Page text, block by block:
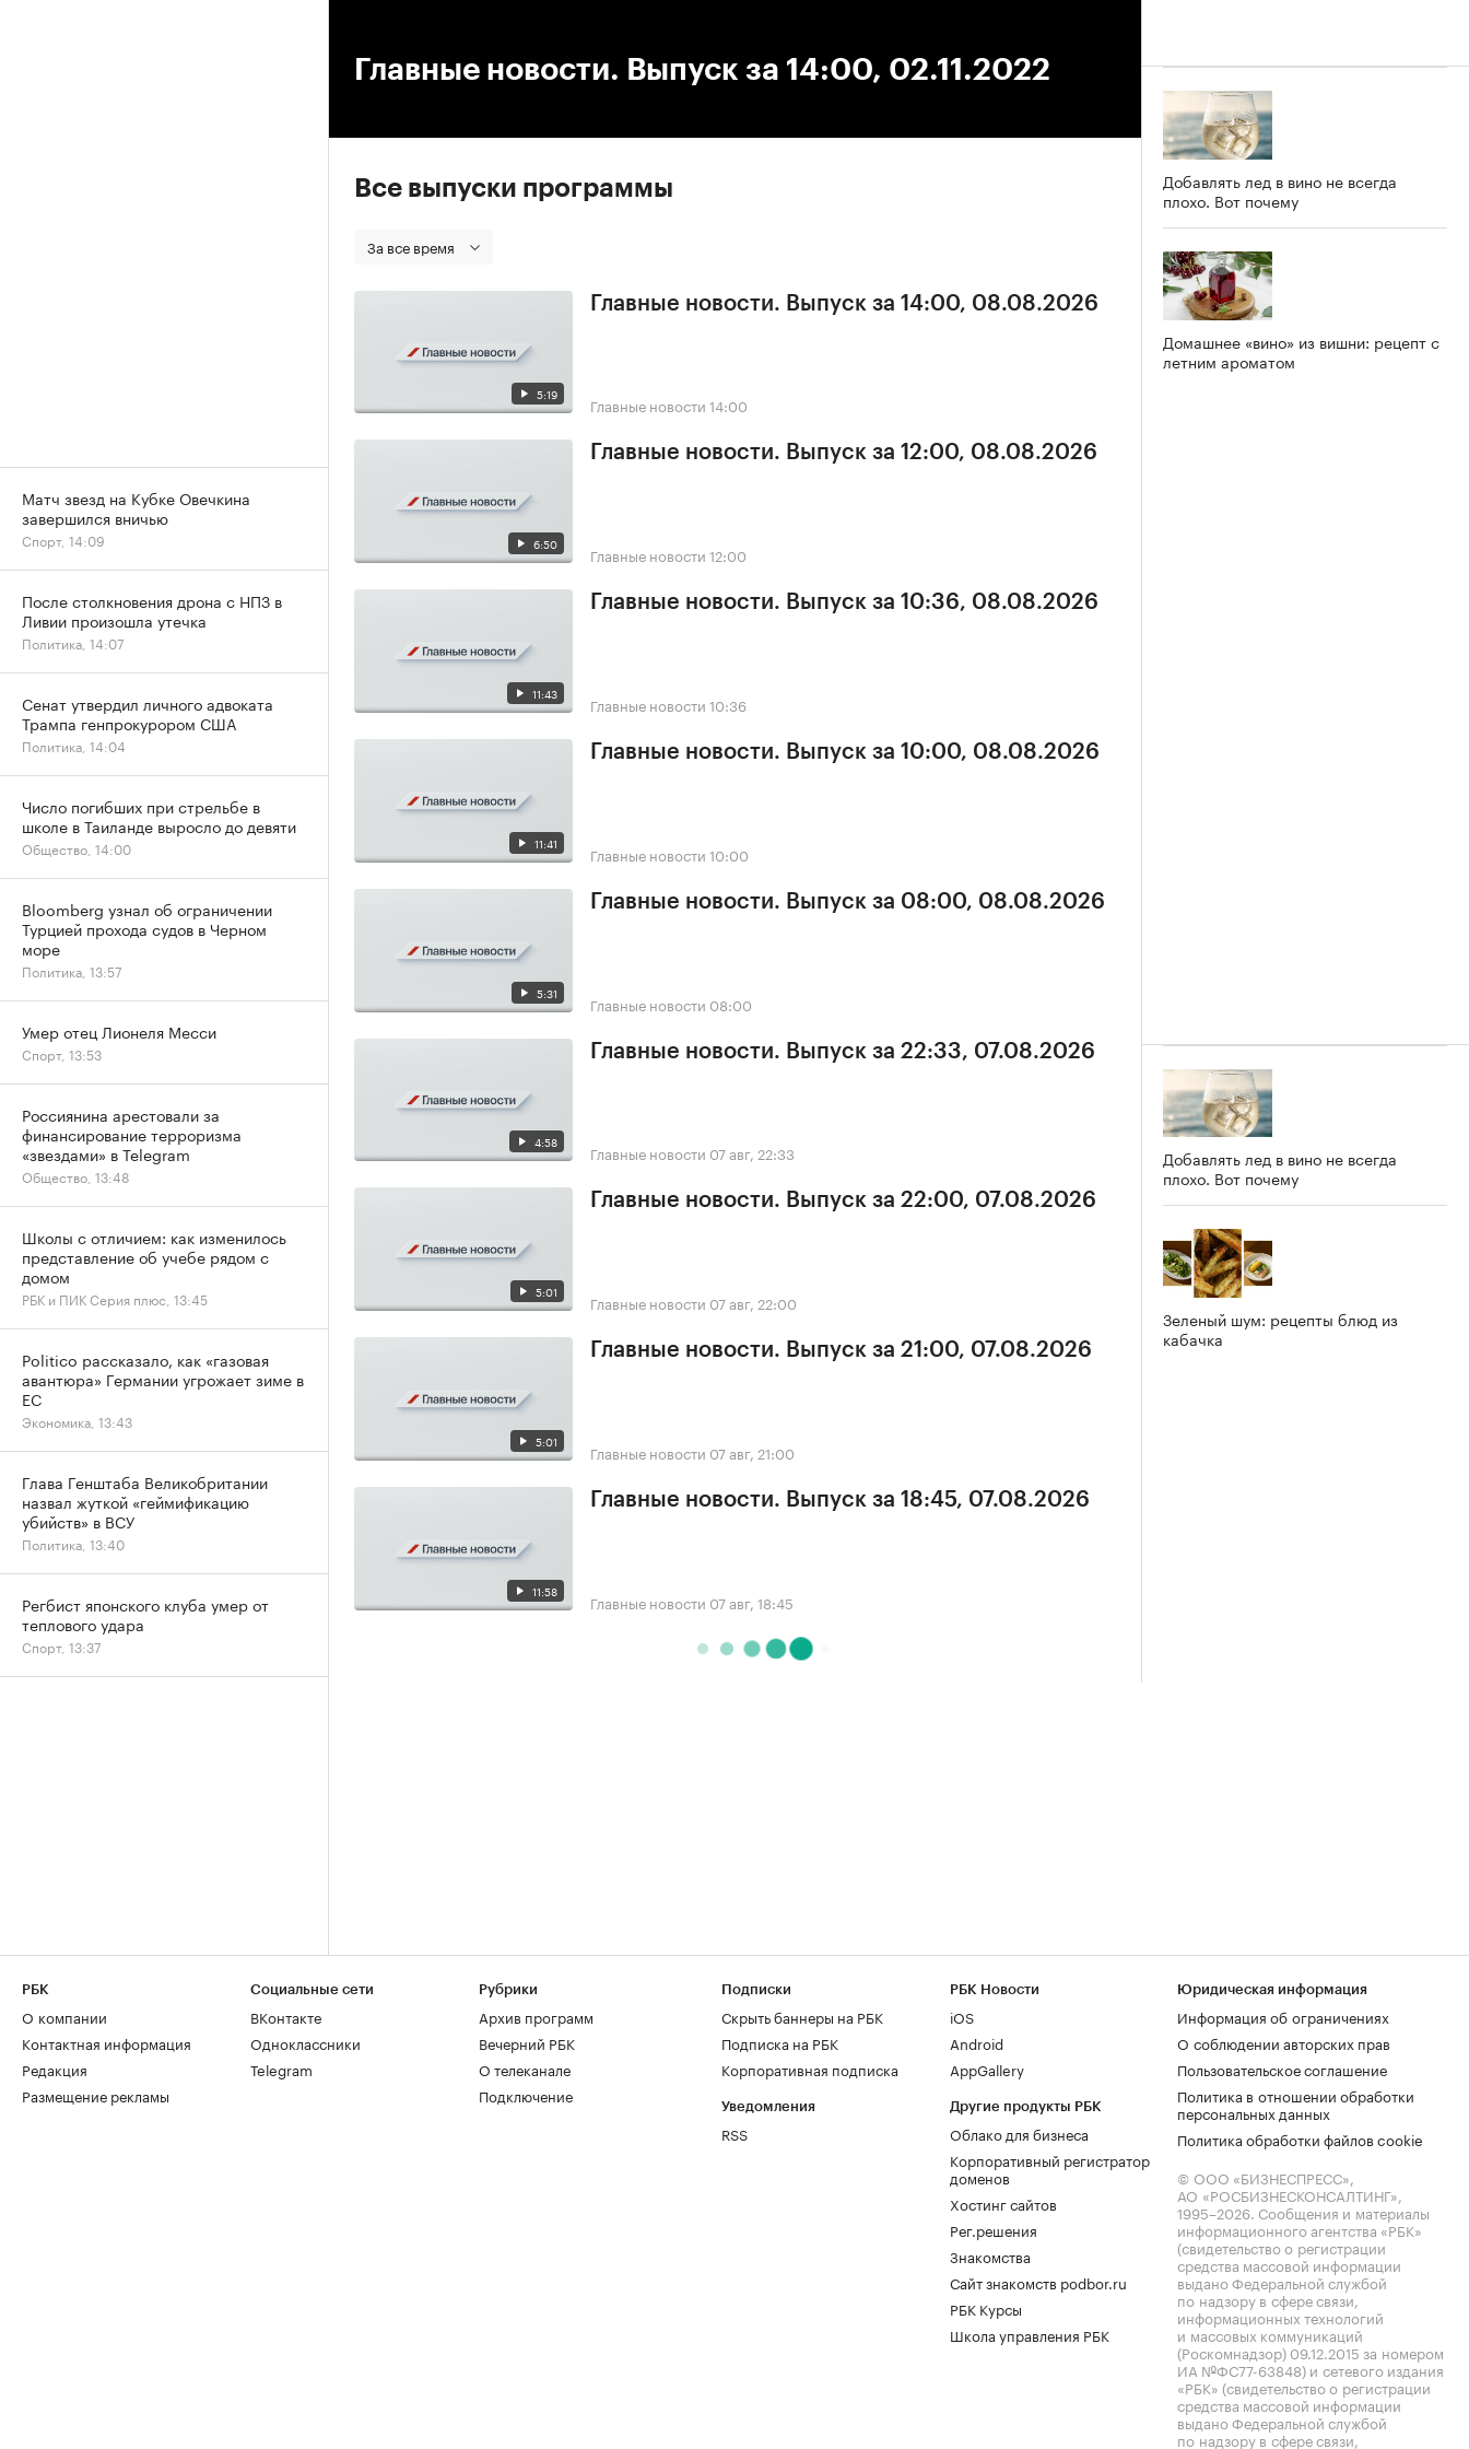
Главные новости. Выпуск за 14:00, 02.11.2022
Все выпуски программы
За все время
5:19
Главные новости. Выпуск за 14:00, 08.08.2026
Главные новости 14:00
6:50
Главные новости. Выпуск за 12:00, 08.08.2026
Главные новости 12:00
11:43
Главные новости. Выпуск за 10:36, 08.08.2026
Главные новости 10:36
11:41
Главные новости. Выпуск за 10:00, 08.08.2026
Главные новости 10:00
5:31
Главные новости. Выпуск за 08:00, 08.08.2026
Главные новости 08:00
4:58
Главные новости. Выпуск за 22:33, 07.08.2026
Главные новости 07 авг, 22:33
5:01
Главные новости. Выпуск за 22:00, 07.08.2026
Главные новости 07 авг, 22:00
5:01
Главные новости. Выпуск за 21:00, 07.08.2026
Главные новости 07 авг, 21:00
11:58
Главные новости. Выпуск за 18:45, 07.08.2026
Главные новости 07 авг, 18:45
Добавлять лед в вино не всегда
плохо. Вот почему
Домашнее «вино» из вишни: рецепт с
летним ароматом
Добавлять лед в вино не всегда
плохо. Вот почему
Зеленый шум: рецепты блюд из
кабачка
Матч звезд на Кубке Овечкина
завершился вничью
Спорт, 14:09
После столкновения дрона с НПЗ в
Ливии произошла утечка
Политика, 14:07
Сенат утвердил личного адвоката
Трампа генпрокурором США
Политика, 14:04
Число погибших при стрельбе в
школе в Таиланде выросло до девяти
Общество, 14:00
Bloomberg узнал об ограничении
Турцией прохода судов в Черном
море
Политика, 13:57
Умер отец Лионеля Месси
Спорт, 13:53
Россиянина арестовали за
финансирование терроризма
«звездами» в Telegram
Общество, 13:48
Школы с отличием: как изменилось
представление об учебе рядом с
домом
РБК и ПИК Серия плюс, 13:45
Politico рассказало, как «газовая
авантюра» Германии угрожает зиме в
ЕС
Экономика, 13:43
Глава Генштаба Великобритании
назвал жуткой «геймификацию
убийств» в ВСУ
Политика, 13:40
Регбист японского клуба умер от
теплового удара
Спорт, 13:37
РБК
О компании
Контактная информация
Редакция
Размещение рекламы
Социальные сети
ВКонтакте
Одноклассники
Telegram
Рубрики
Архив программ
Вечерний РБК
О телеканале
Подключение
Подписки
Скрыть баннеры на РБК
Подписка на РБК
Корпоративная подписка
Уведомления
RSS
РБК Новости
iOS
Android
AppGallery
Другие продукты РБК
Облако для бизнеса
Корпоративный регистратор
доменов
Хостинг сайтов
Рег.решения
Знакомства
Сайт знакомств podbor.ru
РБК Курсы
Школа управления РБК
Юридическая информация
Информация об ограничениях
О соблюдении авторских прав
Пользовательское соглашение
Политика в отношении обработки
персональных данных
Политика обработки файлов cookie
© ООО «БИЗНЕСПРЕСС»,
АО «РОСБИЗНЕСКОНСАЛТИНГ»,
1995–2026. Сообщения и материалы
информационного агентства «РБК»
(свидетельство о регистрации
средства массовой информации
выдано Федеральной службой
по надзору в сфере связи,
информационных технологий
и массовых коммуникаций
(Роскомнадзор) 09.12.2015 за номером
ИА №ФС77-63848) и сетевого издания
«РБК» (свидетельство о регистрации
средства массовой информации
выдано Федеральной службой
по надзору в сфере связи,